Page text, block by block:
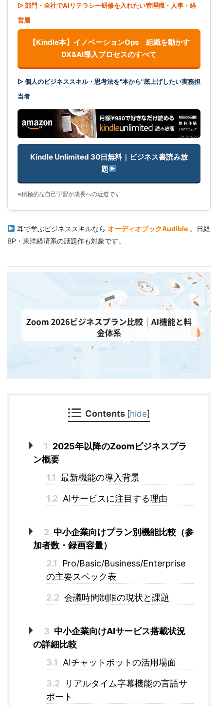
▷ 部門・全社でAIリテラシー研修を入れたい管理職・人事・経
営層
【Kindle本】イノベーションOps 組織を動かす
DX&AI導入プロセスのすべて
▷ 個人のビジネススキル・思考法を"本から"底上げしたい実務担
当者
Kindle Unlimited 30日無料｜ビジネス書読み放
題
※積極的な自己学習が成長への近道です
耳で学ぶビジネススキルなら オーディオブックAudible。日経
BP・東洋経済系の話題作も対象です。
Contents [hide]
1 2025年以降のZoomビジネスプラ
ン概要
1.1 最新機能の導入背景
1.2 AIサービスに注目する理由
2 中小企業向けプラン別機能比較（参
加者数・録画容量）
2.1
Pro/Basic/Business/Enterprise
の主要スペック表
2.2 会議時間制限の現状と課題
3 中小企業向けAIサービス搭載状況
の詳細比較
3.1 AIチャットボットの活用場面
3.2
リアルタイム字幕機能の言語サ
ポート